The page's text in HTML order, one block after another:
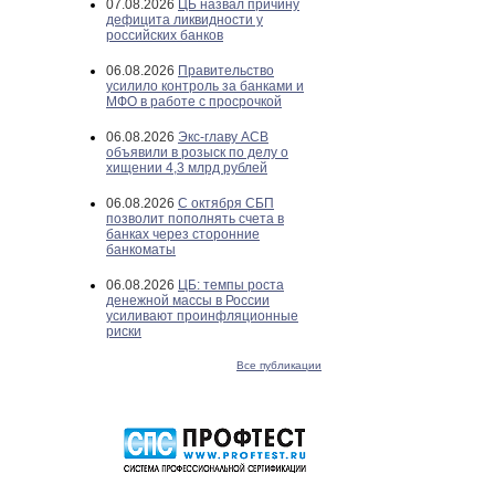
07.08.2026 ЦБ назвал причину
дефицита ликвидности у
российских банков
06.08.2026 Правительство
усилило контроль за банками и
МФО в работе с просрочкой
06.08.2026 Экс-главу АСВ
объявили в розыск по делу о
хищении 4,3 млрд рублей
06.08.2026 С октября СБП
позволит пополнять счета в
банках через сторонние
банкоматы
06.08.2026 ЦБ: темпы роста
денежной массы в России
усиливают проинфляционные
риски
Все публикации